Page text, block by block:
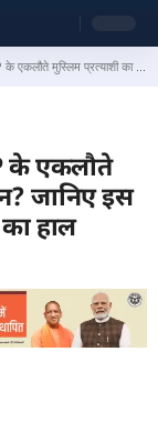
जानिए इस समाज के बाकी पार्टियों उम्मीदवारों का हाल
के एकलौते
जानिए इस
का हाल